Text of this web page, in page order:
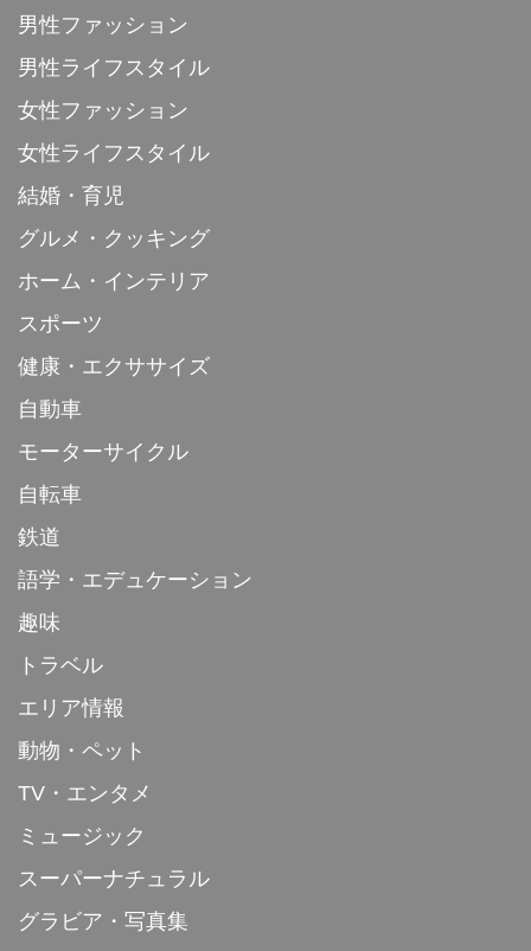
男性ファッション
男性ライフスタイル
女性ファッション
女性ライフスタイル
結婚・育児
グルメ・クッキング
ホーム・インテリア
スポーツ
健康・エクササイズ
自動車
モーターサイクル
自転車
鉄道
語学・エデュケーション
趣味
トラベル
エリア情報
動物・ペット
TV・エンタメ
ミュージック
スーパーナチュラル
グラビア・写真集